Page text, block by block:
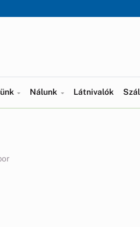
Nálunk Látnivalók